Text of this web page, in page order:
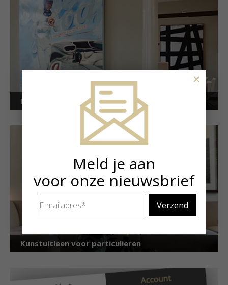
Kunstuitleen voor bedrijven
Kunstuitleen voor particulieren
Meld je aan
voor onze nieuwsbrief
mailadres *
×